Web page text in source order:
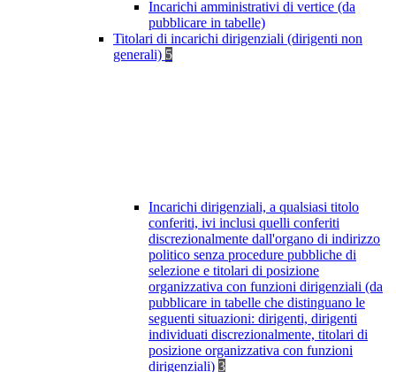
Incarichi amministrativi di vertice (da
pubblicare in tabelle)
Titolari di incarichi dirigenziali (dirigenti non
generali) 5
Incarichi dirigenziali, a qualsiasi titolo
conferiti, ivi inclusi quelli conferiti
discrezionalmente dall'organo di indirizzo
politico senza procedure pubbliche di
selezione e titolari di posizione
organizzativa con funzioni dirigenziali (da
pubblicare in tabelle che distinguano le
seguenti situazioni: dirigenti, dirigenti
individuati discrezionalmente, titolari di
posizione organizzativa con funzioni
dirigenziali) 3